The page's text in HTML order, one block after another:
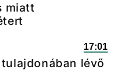
miatt
17:01
lévő